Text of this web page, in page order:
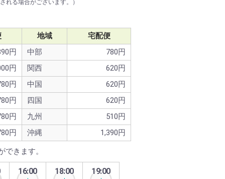
れる場合がございます。）
地域
宅配便
円
中部
780円
円
関西
620円
円
中国
620円
円
四国
620円
円
九州
510円
円
沖縄 1,390円
きます。
16:00
18:00
19:00